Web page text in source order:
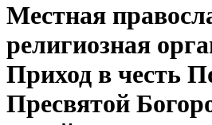
Местная
религиозная
Приход в честь
Пресвятой